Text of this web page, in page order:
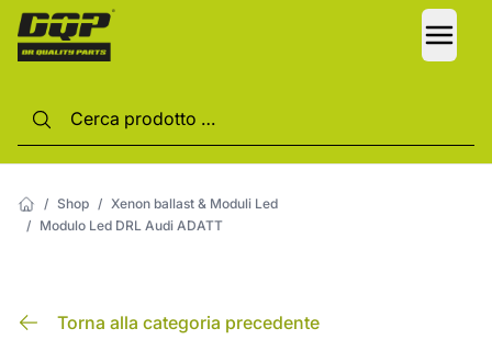
/ Shop / Xenon ballast & Moduli Led
/ Modulo Led DRL Audi ADATT
Torna alla categoria precedente